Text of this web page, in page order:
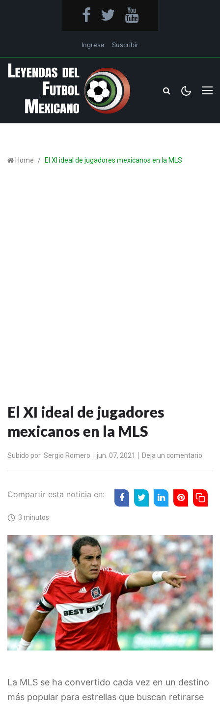
Ingresa Suscribir
Home El XI ideal de jugadores mexicanos en la MLS
El XI ideal de jugadores
mexicanos en la MLS
Subido por Sergio Romero jun. 07, 2021 Deja un comentario
Compartir esta noticia en:
3 minutos
La MLS se ha convertido cada vez en un destino
más popular para estrellas que buscan retirarse